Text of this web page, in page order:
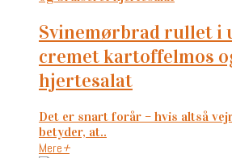
svinemørbrad rullet i urter med
cremet kartoffelmos
hjertesalat
Det er snart forår – hvis altså
betyder, at..
Mere+